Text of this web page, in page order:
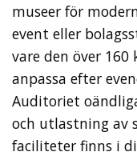
museer för
event eller
vare den över
anpassa efter
Auditoriet
och utlastning av
faciliteter finns i